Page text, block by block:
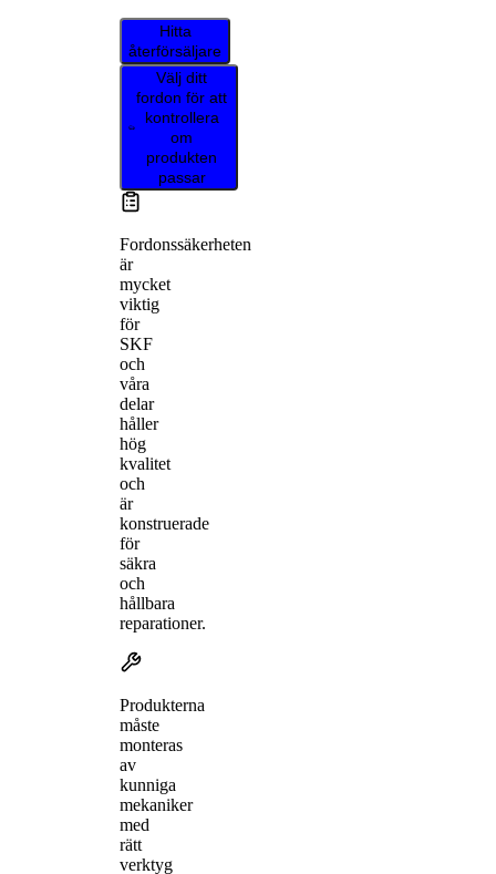
Hitta
återförsäljare
Välj ditt
fordon för att
kontrollera
om
produkten
passar
Fordonssäkerheten
är
mycket
viktig
för
SKF
och
våra
delar
håller
hög
kvalitet
och
är
konstruerade
för
säkra
och
hållbara
reparationer.
Produkterna
måste
monteras
av
kunniga
mekaniker
med
rätt
verktyg